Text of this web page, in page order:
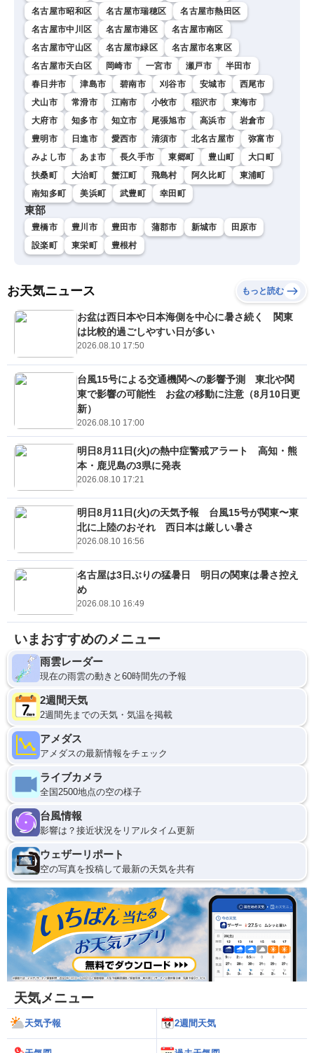
名古屋市昭和区 名古屋市瑞穂区
名古屋市熱田区
名古屋市中川区
名古屋市港区
名古屋市南区
名古屋市守山区
名古屋市緑区
名古屋市名東区
名古屋市天白区
岡崎市 一宮市 瀬戸市
半田市
春日井市
津島市 碧南市 刈谷市 安城市
西尾市
犬山市
常滑市 江南市 小牧市 稲沢市
東海市
大府市
知多市 知立市 尾張旭市 高浜市
岩倉市
豊明市
日進市 愛西市 清須市 北名古屋市
弥富市
みよし市
あま市 長久手市 東郷町 豊山町
大口町
扶桑町
大治町 蟹江町 飛島村 阿久比町
東浦町
南知多町
美浜町 武豊町 幸田町
東部
豊橋市 豊川市 豊田市 蒲郡市 新城市
田原市
設楽町
東栄町 豊根村
お天気ニュース もっと読む
お盆は西日本や日本海側を中心に暑さ続く 関東
は比較的過ごしやすい日が多い
2026.08.10 17:50
台風15号による交通機関への影響予測 東北や関
東で影響の可能性 お盆の移動に注意（8月10日更
新）
2026.08.10 17:00
明日8月11日(火)の熱中症警戒アラート 高知・熊
本・鹿児島の3県に発表
2026.08.10 17:21
明日8月11日(火)の天気予報 台風15号が関東〜東
北に上陸のおそれ 西日本は厳しい暑さ
2026.08.10 16:56
名古屋は3日ぶりの猛暑日 明日の関東は暑さ控え
め
2026.08.10 16:49
いまおすすめのメニュー
雨雲レーダー
現在の雨雲の動きと60時間先の予報
2週間天気
2週間先までの天気・気温を掲載
アメダス
アメダスの最新情報をチェック
ライブカメラ
全国2500地点の空の様子
台風情報
影響は？接近状況をリアルタイム更新
ウェザーリポート
空の写真を投稿して最新の天気を共有
天気メニュー
天気予報 2週間天気